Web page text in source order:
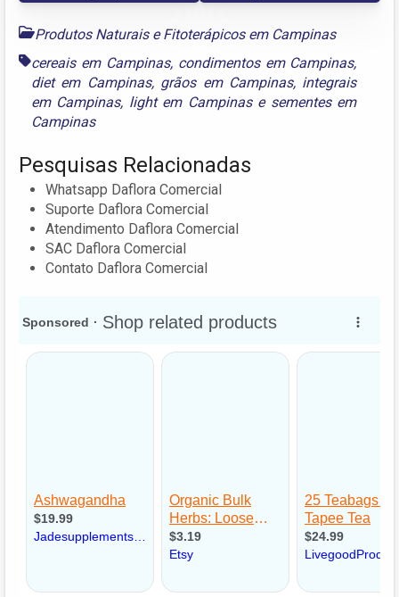
Produtos Naturais e Fitoterápicos em Campinas
cereais em Campinas, condimentos em Campinas,
diet em Campinas, grãos em Campinas, integrais
em Campinas, light em Campinase sementes em
Campinas
Pesquisas Relacionadas
Whatsapp Daflora Comercial
Suporte Daflora Comercial
Atendimento Daflora Comercial
SAC Daflora Comercial
Contato Daflora Comercial